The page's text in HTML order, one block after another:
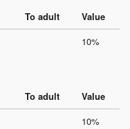
To adult
Value
10%
To adult
Value
10%